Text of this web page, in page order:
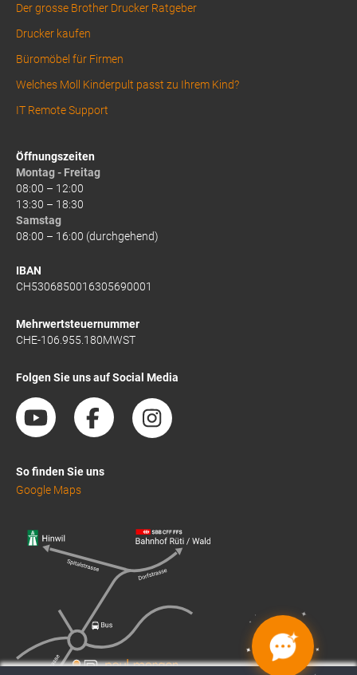
Der grosse Brother Drucker Ratgeber
Drucker kaufen
Büromöbel für Firmen
Welches Moll Kinderpult passt zu Ihrem Kind?
IT Remote Support
Öffnungszeiten
Montag - Freitag
08:00 – 12:00
13:30 – 18:30
Samstag
08:00 – 16:00 (durchgehend)
IBAN
CH5306850016305690001
Mehrwertsteuernummer
CHE-106.955.180MWST
Folgen Sie uns auf Social Media
So finden Sie uns
Google Maps
✦
✦ ✦
✦
✦